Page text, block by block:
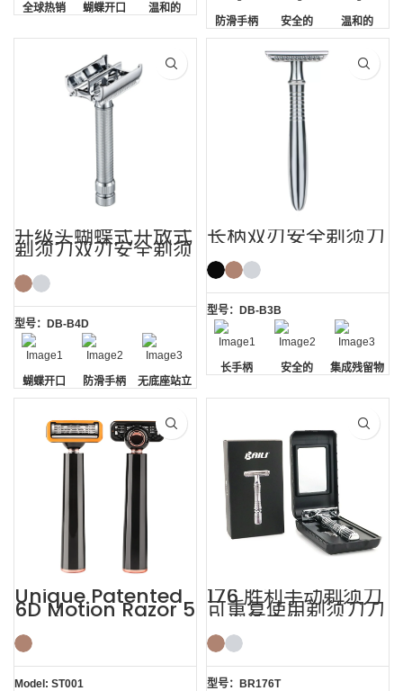
全球热销 蝴蝶开口 温和的
防滑手柄 安全的 温和的
升级头蝴蝶式开放式
剃须刀双刃安全剃须
刀
型号：DB-B4D
蝴蝶开口 防滑手柄 无底座站立
长柄双刃安全剃须刀
型号：DB-B3B
长手柄 安全的
集成残留物
Unique Patented
6D Motion Razor 5
Blades Men
Shaving System
Model: ST001
176 胜利手动剃须刀
可重复使用剃须刀刀
片剃须套件
型号：BR176T